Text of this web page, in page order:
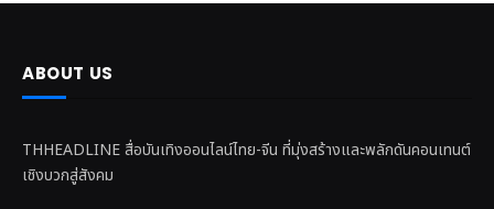
ABOUT US
THHEADLINE สื่อบันเทิงออนไลน์ไทย-จีน ที่มุ่งสร้างและพลักดันคอนเทนต์
เชิงบวกสู่สังคม